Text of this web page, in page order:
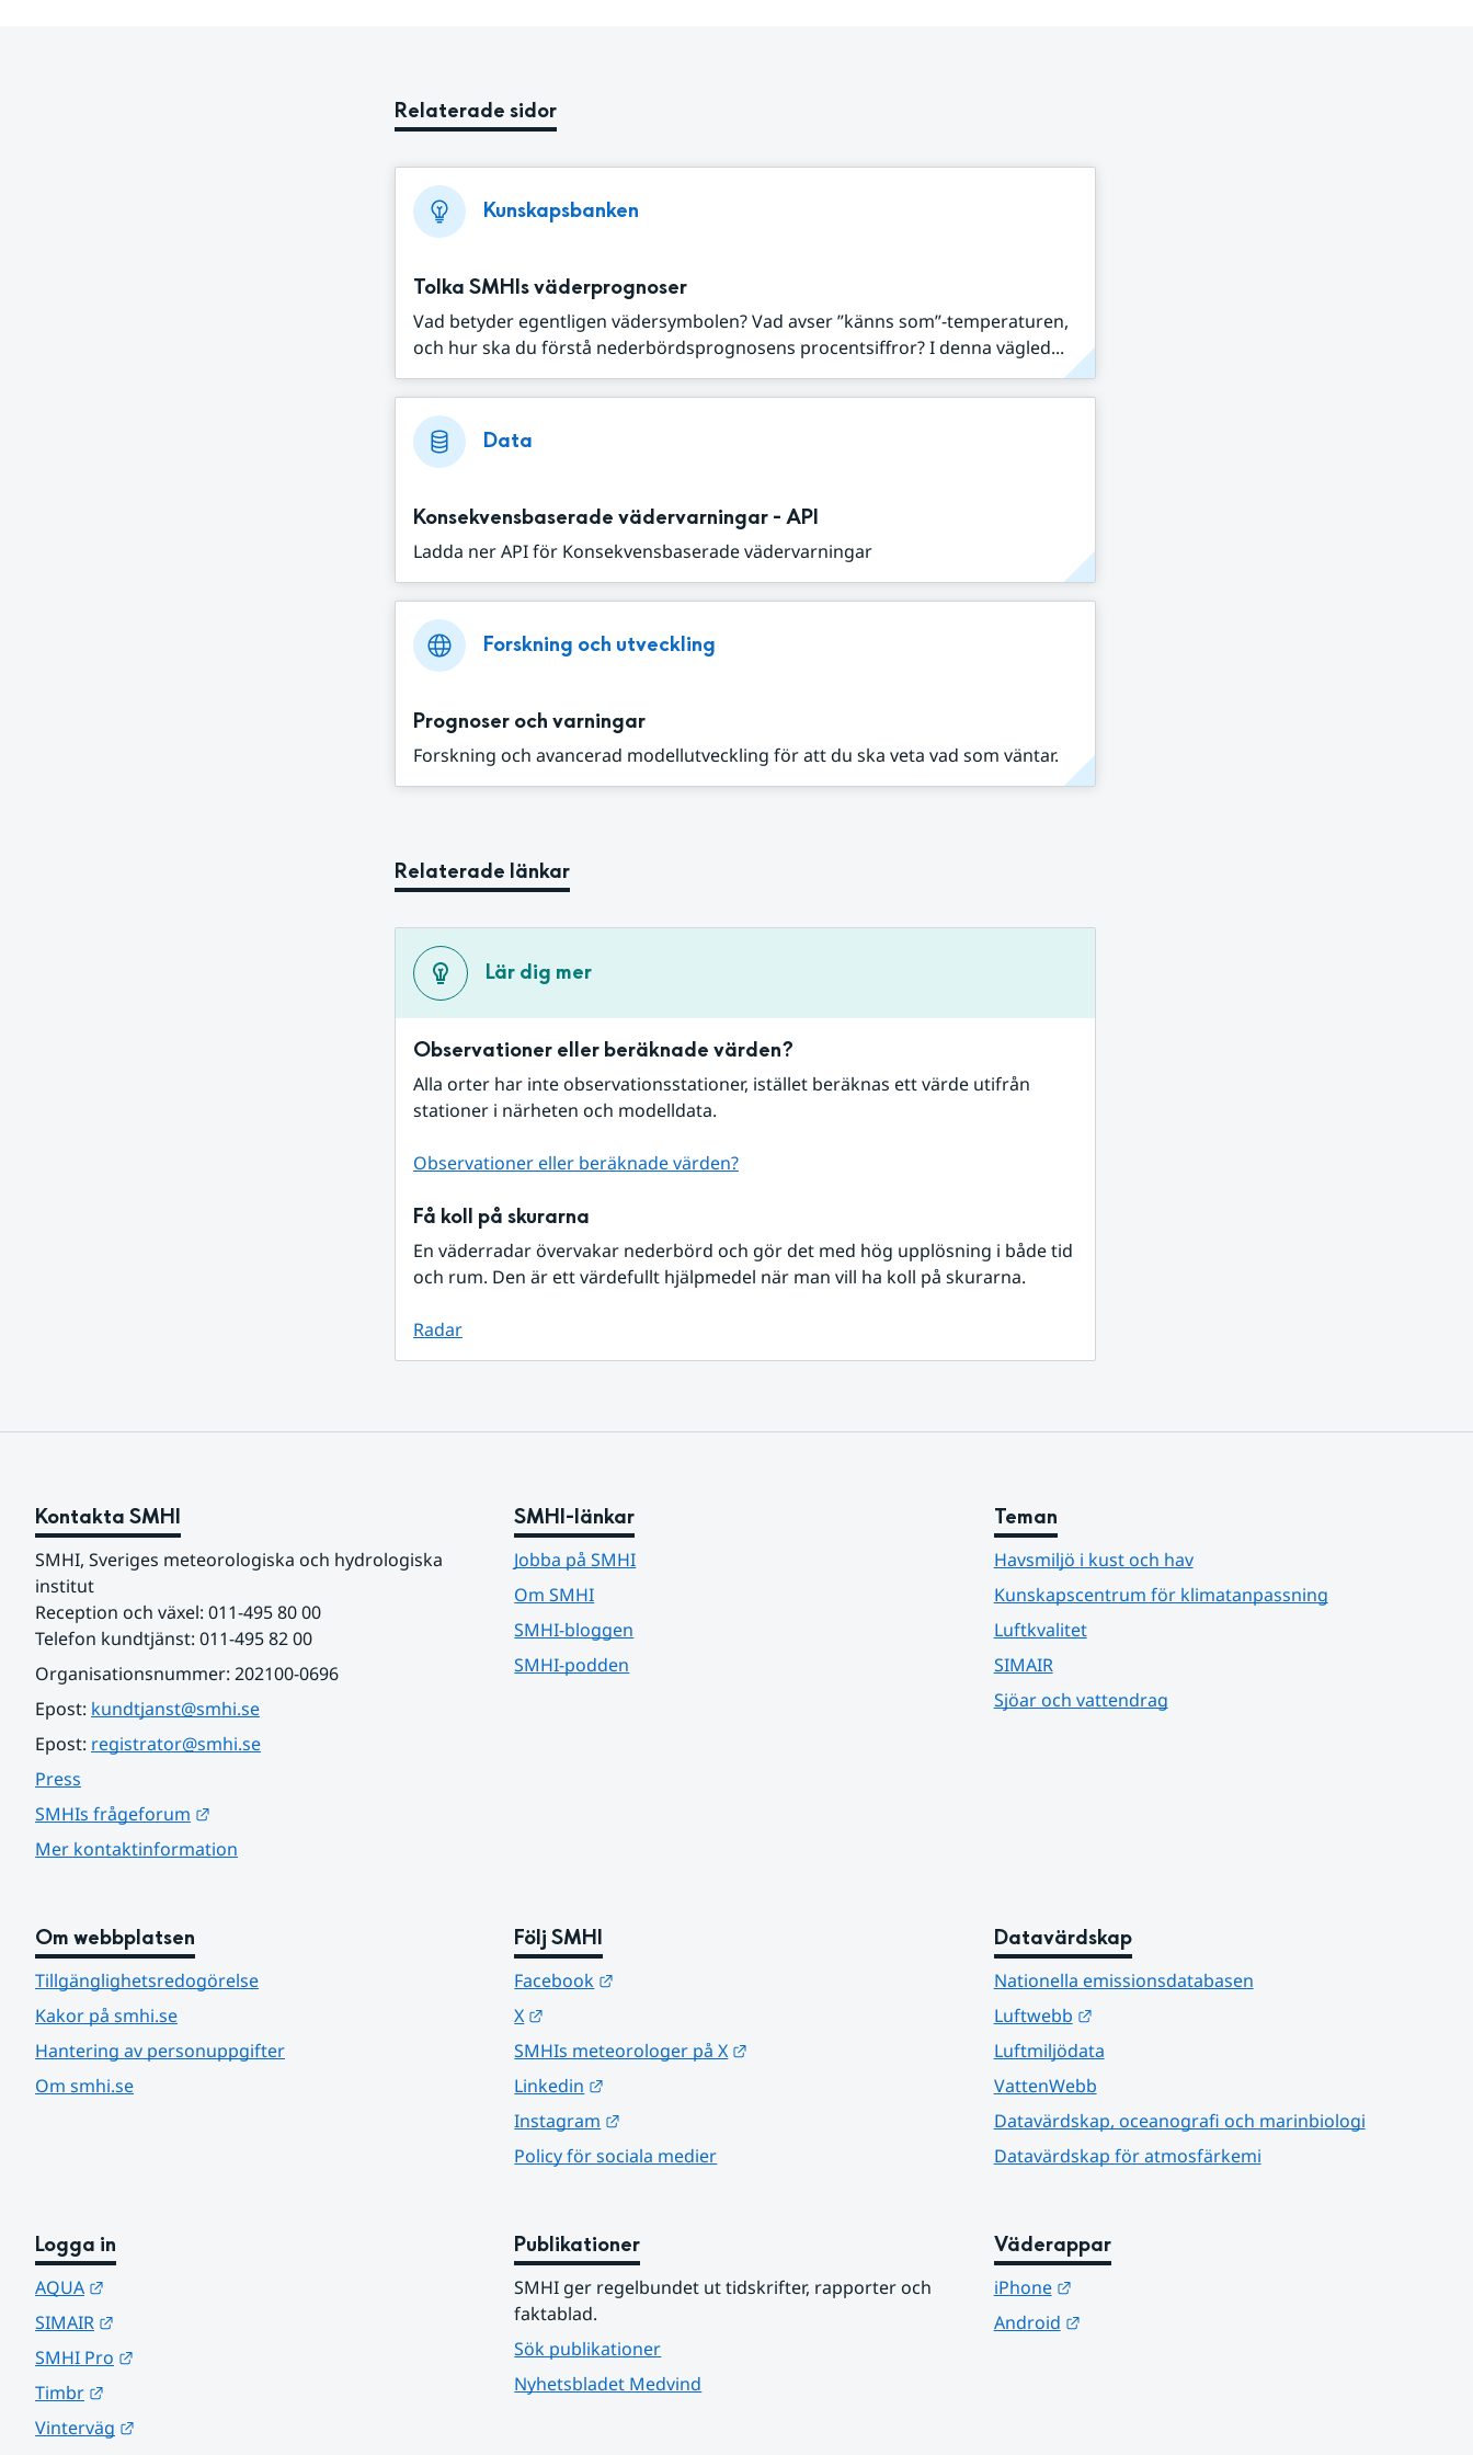
Relaterade sidor
Kunskapsbanken
Tolka SMHIs väderprognoser
Vad betyder egentligen vädersymbolen? Vad avser ”känns som”-temperaturen,
och hur ska du förstå nederbördsprognosens procentsiffror? I denna vägled...
Data
Konsekvensbaserade vädervarningar - API
Ladda ner API för Konsekvensbaserade vädervarningar
Forskning och utveckling
Prognoser och varningar
Forskning och avancerad modellutveckling för att du ska veta vad som väntar.
Relaterade länkar
Lär dig mer
Observationer eller beräknade värden?
Alla orter har inte observationsstationer, istället beräknas ett värde utifrån
stationer i närheten och modelldata.
Observationer eller beräknade värden?
Få koll på skurarna
En väderradar övervakar nederbörd och gör det med hög upplösning i både tid
och rum. Den är ett värdefullt hjälpmedel när man vill ha koll på skurarna.
Radar
Kontakta SMHI
SMHI, Sveriges meteorologiska och hydrologiska
institut
Reception och växel: 011-495 80 00
Telefon kundtjänst: 011-495 82 00
Organisationsnummer: 202100-0696
Epost: kundtjanst@smhi.se
Epost: registrator@smhi.se
Press
SMHIs frågeforum
Mer kontaktinformation
SMHI-länkar
Jobba på SMHI
Om SMHI
SMHI-bloggen
SMHI-podden
Teman
Havsmiljö i kust och hav
Kunskapscentrum för klimatanpassning
Luftkvalitet
SIMAIR
Sjöar och vattendrag
Om webbplatsen
Tillgänglighetsredogörelse
Kakor på smhi.se
Hantering av personuppgifter
Om smhi.se
Följ SMHI
Facebook
X
SMHIs meteorologer på X
Linkedin
Instagram
Policy för sociala medier
Datavärdskap
Nationella emissionsdatabasen
Luftwebb
Länk till annan webbplats.
Luftmiljödata
VattenWebb
Datavärdskap, oceanografi och marinbiologi
Datavärdskap för atmosfärkemi
Logga in
AQUA
SIMAIR
SMHI Pro
Timbr
Vinterväg
Publikationer
SMHI ger regelbundet ut tidskrifter, rapporter och
faktablad.
Sök publikationer
Nyhetsbladet Medvind
Väderappar
iPhone
Länk till annan webbplats.
Android
Länk till annan webbplats.